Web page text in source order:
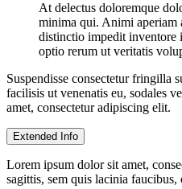
At delectus doloremque
minima qui. Animi aperiam
distinctio impedit inventore
optio rerum ut veritatis
Suspendisse consectetur fringilla
facilisis ut venenatis eu, sodales
amet, consectetur adipiscing elit.
Extended Info
Lorem ipsum dolor sit amet,
sagittis, sem quis lacinia